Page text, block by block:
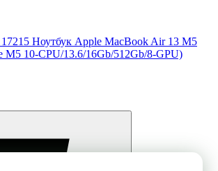
17215 Ноутбук Apple MacBook Air 13 M5
M5 10-CPU/13.6/16Gb/512Gb/8-GPU)